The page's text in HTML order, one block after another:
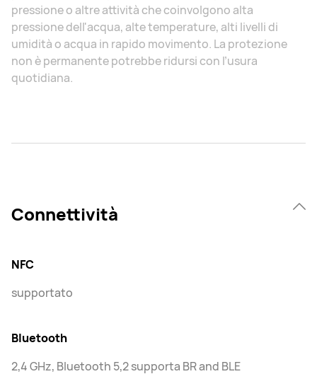
pressione o altre attività che coinvolgono alta
pressione dell'acqua, alte temperature, alti livelli di
umidità o acqua in rapido movimento. La protezione
non è permanente potrebbe ridursi con l’usura
quotidiana.
Connettività
NFC
supportato
Bluetooth
2,4 GHz, Bluetooth 5,2 supporta BR and BLE